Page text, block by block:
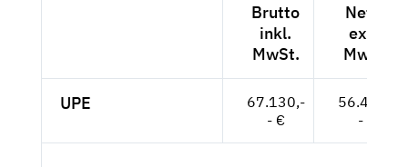
Brutto
inkl.
MwSt.
Netto
exkl.
MwSt.
UPE
67.130,-
- €
56.412,-
- €